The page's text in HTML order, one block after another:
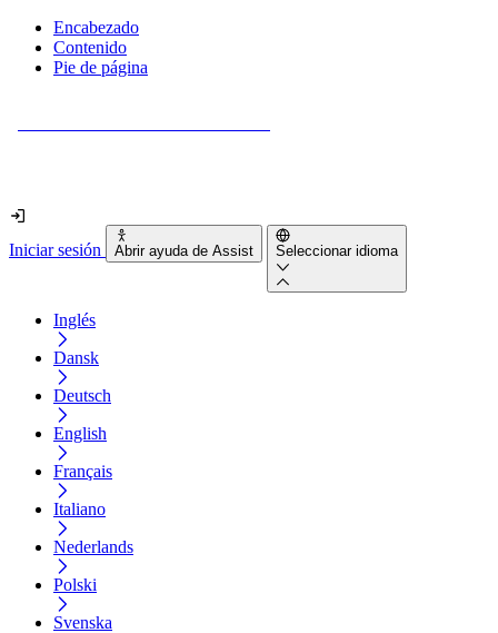
Encabezado
Contenido
Pie de página
Iniciar sesión Abrir ayuda de Assist Seleccionar idioma
Inglés
Dansk
Deutsch
English
Français
Italiano
Nederlands
Polski
Svenska